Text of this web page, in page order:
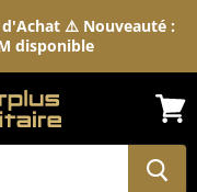
⚠️ Nouveauté :
disponible
le